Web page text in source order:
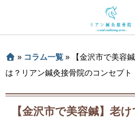
» コラム一覧 »
【金沢市で美容
は？リアン鍼灸接骨院のコンセプト
【金沢市で美容鍼】老